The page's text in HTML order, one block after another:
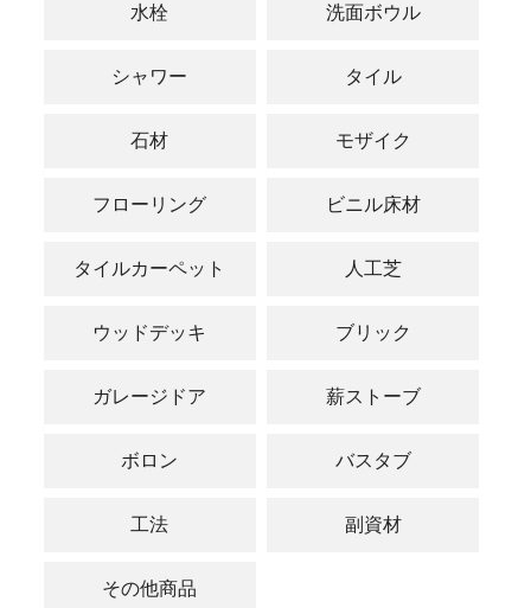
水栓 洗面ボウル
シャワー タイル
石材 モザイク
フローリング ビニル床材
タイルカーペット 人工芝
ウッドデッキ ブリック
ガレージドア 薪ストーブ
ボロン バスタブ
工法 副資材
その他商品